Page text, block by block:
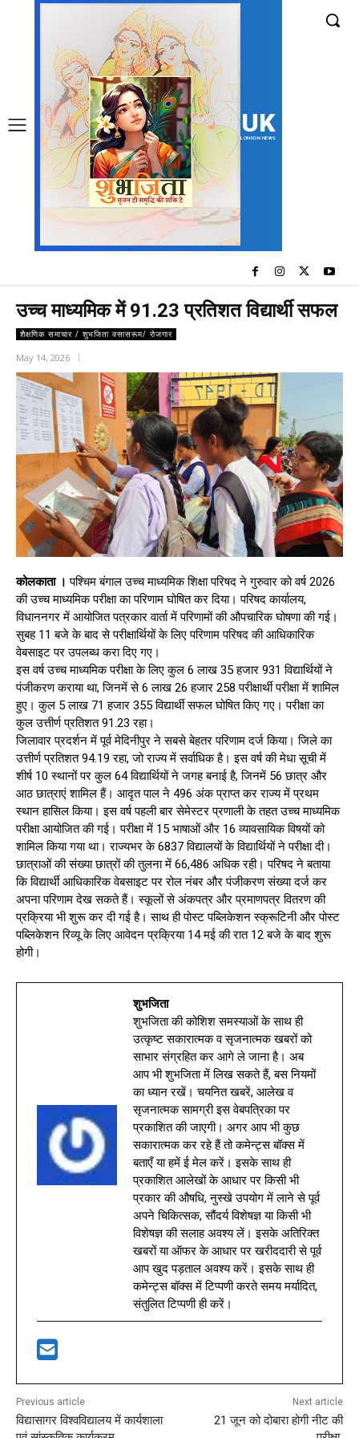
UK
LONDON NEWS
उच्च माध्यमिक में 91.23 प्रतिशत विद्यार्थी सफल
शैक्षणिक समाचार / शुभजिता क्सासरूम/ रोजगार
May 14, 2026
कोलकाता । पश्चिम बंगाल उच्च माध्यमिक शिक्षा परिषद ने गुरुवार को वर्ष 2026
की उच्च माध्यमिक परीक्षा का परिणाम घोषित कर दिया। परिषद कार्यालय,
विधाननगर में आयोजित पत्रकार वार्ता में परिणामों की औपचारिक घोषणा की गई।
सुबह 11 बजे के बाद से परीक्षार्थियों के लिए परिणाम परिषद की आधिकारिक
वेबसाइट पर उपलब्ध करा दिए गए।
इस वर्ष उच्च माध्यमिक परीक्षा के लिए कुल 6 लाख 35 हजार 931 विद्यार्थियों ने
पंजीकरण कराया था, जिनमें से 6 लाख 26 हजार 258 परीक्षार्थी परीक्षा में शामिल
हुए। कुल 5 लाख 71 हजार 355 विद्यार्थी सफल घोषित किए गए। परीक्षा का
कुल उत्तीर्ण प्रतिशत 91.23 रहा।
जिलावार प्रदर्शन में पूर्व मेदिनीपुर ने सबसे बेहतर परिणाम दर्ज किया। जिले का
उत्तीर्ण प्रतिशत 94.19 रहा, जो राज्य में सर्वाधिक है। इस वर्ष की मेधा सूची में
शीर्ष 10 स्थानों पर कुल 64 विद्यार्थियों ने जगह बनाई है, जिनमें 56 छात्र और
आठ छात्राएं शामिल हैं। आदृत पाल ने 496 अंक प्राप्त कर राज्य में प्रथम
स्थान हासिल किया। इस वर्ष पहली बार सेमेस्टर प्रणाली के तहत उच्च माध्यमिक
परीक्षा आयोजित की गई। परीक्षा में 15 भाषाओं और 16 व्यावसायिक विषयों को
शामिल किया गया था। राज्यभर के 6837 विद्यालयों के विद्यार्थियों ने परीक्षा दी।
छात्राओं की संख्या छात्रों की तुलना में 66,486 अधिक रही। परिषद ने बताया
कि विद्यार्थी आधिकारिक वेबसाइट पर रोल नंबर और पंजीकरण संख्या दर्ज कर
अपना परिणाम देख सकते हैं। स्कूलों से अंकपत्र और प्रमाणपत्र वितरण की
प्रक्रिया भी शुरू कर दी गई है। साथ ही पोस्ट पब्लिकेशन स्क्रूटिनी और पोस्ट
पब्लिकेशन रिव्यू के लिए आवेदन प्रक्रिया 14 मई की रात 12 बजे के बाद शुरू
होगी।
शुभजिता
शुभजिता की कोशिश समस्याओं के साथ ही
उत्कृष्ट सकारात्मक व सृजनात्मक खबरों को
साभार संग्रहित कर आगे ले जाना है। अब
आप भी शुभजिता में लिख सकते हैं, बस नियमों
का ध्यान रखें। चयनित खबरें, आलेख व
सृजनात्मक सामग्री इस वेबपत्रिका पर
प्रकाशित की जाएगी। अगर आप भी कुछ
सकारात्मक कर रहे हैं तो कमेन्ट्स बॉक्स में
बताएँ या हमें ई मेल करें। इसके साथ ही
प्रकाशित आलेखों के आधार पर किसी भी
प्रकार की औषधि, नुस्खे उपयोग में लाने से पूर्व
अपने चिकित्सक, सौंदर्य विशेषज्ञ या किसी भी
विशेषज्ञ की सलाह अवश्य लें। इसके अतिरिक्त
खबरों या ऑफर के आधार पर खरीददारी से पूर्व
आप खुद पड़ताल अवश्य करें। इसके साथ ही
कमेन्ट्स बॉक्स में टिप्पणी करते समय मर्यादित,
संतुलित टिप्पणी ही करें।
Previous article
विद्यासागर विश्वविद्यालय में कार्यशाला
Next article
21 जून को दोबारा होगी नीट की